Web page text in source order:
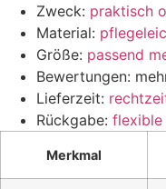
Zweck: praktisch
Material:
Größe: passend
Bewertungen:
Lieferzeit:
Rückgabe: flexible
Merkmal